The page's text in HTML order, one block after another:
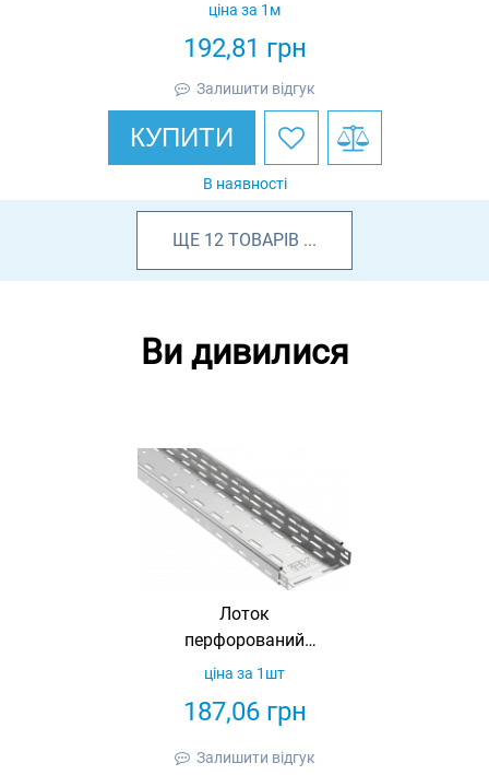
192,81 грн
ціна за 1м
Залишити відгук
КУПИТИ
В наявності
ЩЕ 12 ТОВАРІВ ...
Ви дивилися
Лоток
перфорований
50х150х3000х0, 55
187,06грн
ціна за 1шт
Залишити відгук